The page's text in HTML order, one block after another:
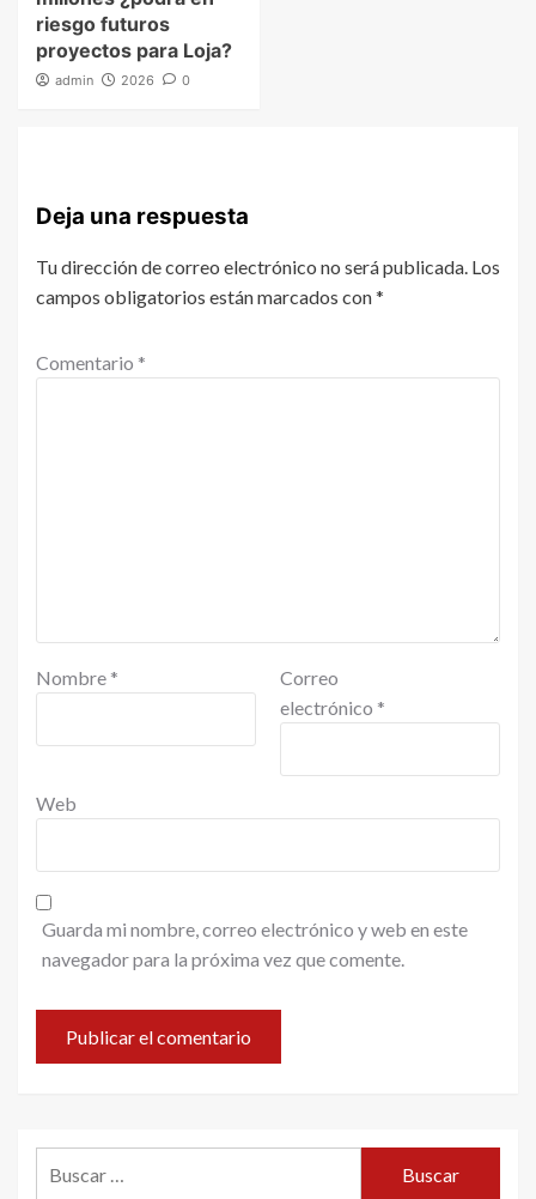
riesgo futuros
proyectos para Loja?
admin 2026 0
Deja una respuesta
Tu dirección de correo electrónico no será publicada. Los
campos obligatorios están marcados con*
Comentario *
Nombre *
Correo
electrónico *
Web
Guarda mi nombre, correo electrónico y web en este
navegador para la próxima vez que comente.